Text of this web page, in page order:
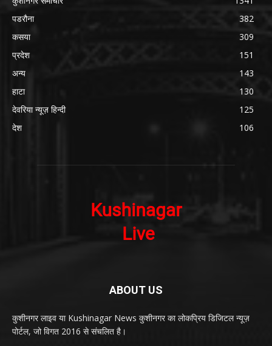
पडरौना
382
कसया
309
प्रदेश
151
अन्य
143
हाटा
130
देवरिया न्यूज़ हिन्दी
125
देश
106
ABOUT US
कुशीनगर लाइव या Kushinagar News कुशीनगर का लोकप्रिय डिजिटल न्यूज़
पोर्टल, जो विगत 2016 से संचलित है।